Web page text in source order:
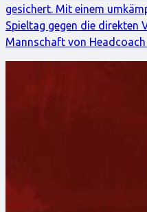
gesichert. Mit einem
Spieltag gegen die direkten
Mannschaft von